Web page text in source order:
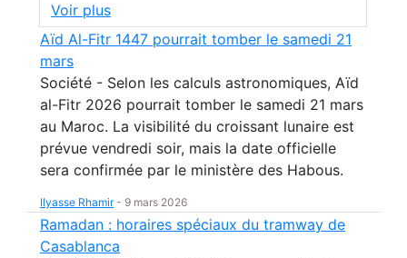
Voir plus
Aïd Al-Fitr 1447 pourrait tomber le samedi 21
mars
Société - Selon les calculs astronomiques, Aïd
al-Fitr 2026 pourrait tomber le samedi 21 mars
au Maroc. La visibilité du croissant lunaire est
prévue vendredi soir, mais la date officielle
sera confirmée par le ministère des Habous.
Ilyasse Rhamir- 9 mars 2026
Ramadan : horaires spéciaux du tramway de
Casablanca